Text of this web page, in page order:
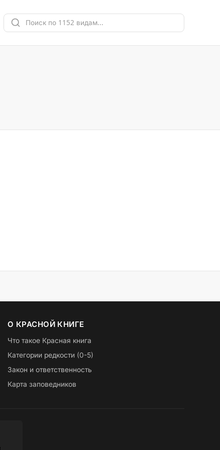
О КРАСНОЙ КНИГЕ
Что такое Красная книга
Категории редкости (0-5)
Закон и ответственность
Карта заповедников